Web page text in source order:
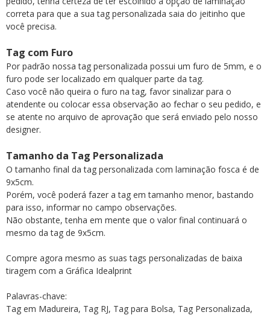
correta para que a sua tag personalizada saia do jeitinho que
você precisa.
Tag com Furo
Por padrão nossa tag personalizada possui um furo de 5mm, e o
furo pode ser localizado em qualquer parte da tag.
Caso você não queira o furo na tag, favor sinalizar para o
atendente ou colocar essa observação ao fechar o seu pedido, e
se atente no arquivo de aprovação que será enviado pelo nosso
designer.
Tamanho da Tag Personalizada
O tamanho final da tag personalizada com laminação fosca é de
9x5cm.
Porém, você poderá fazer a tag em tamanho menor, bastando
para isso, informar no campo observações.
Não obstante, tenha em mente que o valor final continuará o
mesmo da tag de 9x5cm.
Compre agora mesmo as suas tags personalizadas de baixa
tiragem com a Gráfica Idealprint
Palavras-chave:
Tag em Madureira, Tag RJ, Tag para Bolsa, Tag Personalizada,